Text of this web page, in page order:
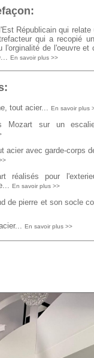
Républicain qui relate
qui a recopié
l'orginalité de l'oeuvre et
En savoir plus >>
tout acier... En savoir plus
Mozart sur un
acier avec garde-corps
réalisés pour
En savoir plus >>
de pierre et son socle
En savoir plus >>